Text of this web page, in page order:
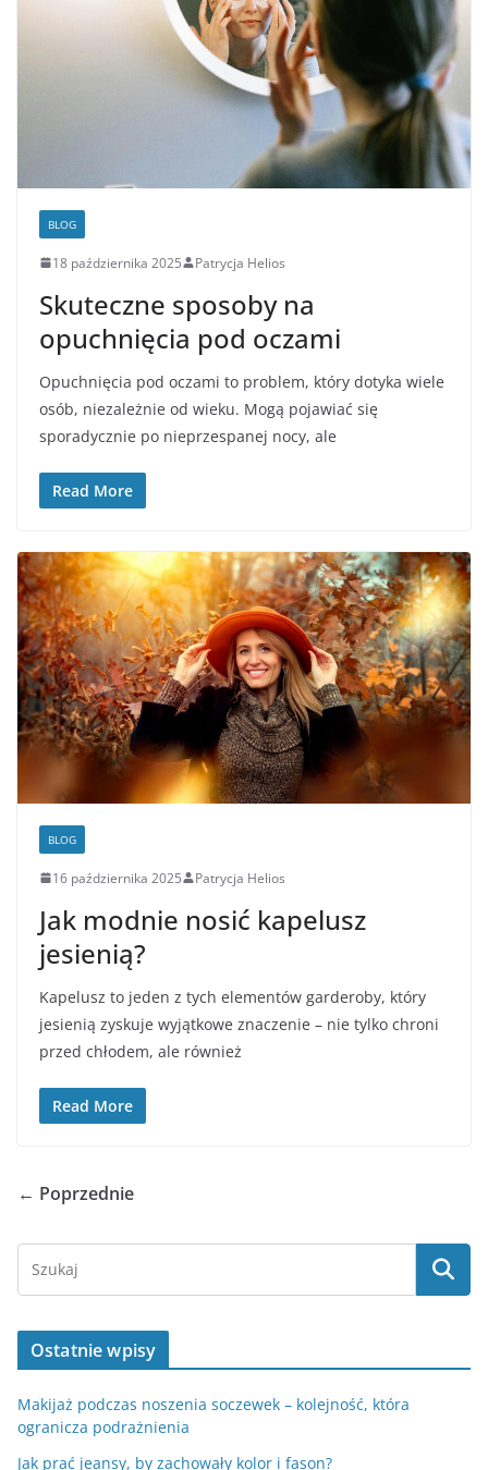
BLOG
18 października 2025 Patrycja Helios
Skuteczne sposoby na
opuchnięcia pod oczami
Opuchnięcia pod oczami to problem, który dotyka wiele
osób, niezależnie od wieku. Mogą pojawiać się
sporadycznie po nieprzespanej nocy, ale
Read More
BLOG
16 października 2025 Patrycja Helios
Jak modnie nosić kapelusz
jesienią?
Kapelusz to jeden z tych elementów garderoby, który
jesienią zyskuje wyjątkowe znaczenie – nie tylko chroni
przed chłodem, ale również
Read More
← Poprzednie
Ostatnie wpisy
Makijaż podczas noszenia soczewek – kolejność, która
ogranicza podrażnienia
Jak prać jeansy, by zachowały kolor i fason?